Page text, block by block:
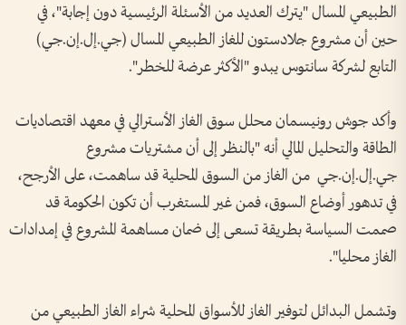
الطبيعي المسال "يترك العديد من الأسئلة الرئيسية دون إجابة"، في
حين أن مشروع جلادستون للغاز الطبيعي المسال (جي.إل.إن.جي)
التابع لشركة سانتوس يبدو "الأكثر عرضة للخطر".
وأكد جوش رونيسمان محلل سوق الغاز الأسترالي في معهد اقتصاديات
الطاقة والتحليل المالي أنه "بالنظر إلى أن مشتريات مشروع
جي.إل.إن.جي من الغاز من السوق المحلية قد ساهمت، على الأرجح،
في تدهور أوضاع السوق، فمن غير المستغرب أن تكون الحكومة قد
صممت السياسة بطريقة تسعى إلى ضمان مساهمة المشروع في إمدادات
الغاز محليا".
وتشمل البدائل لتوفير الغاز للأسواق المحلية شراء الغاز الطبيعي من